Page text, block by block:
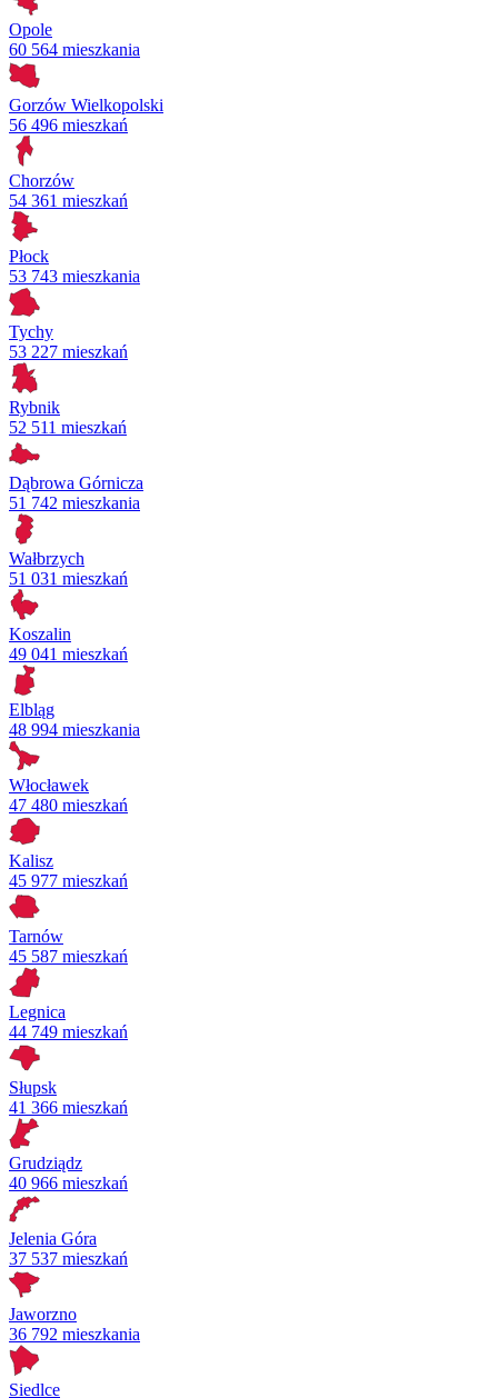
Opole
60 564 mieszkania
Gorzów Wielkopolski
56 496 mieszkań
Chorzów
54 361 mieszkań
Płock
53 743 mieszkania
Tychy
53 227 mieszkań
Rybnik
52 511 mieszkań
Dąbrowa Górnicza
51 742 mieszkania
Wałbrzych
51 031 mieszkań
Koszalin
49 041 mieszkań
Elbląg
48 994 mieszkania
Włocławek
47 480 mieszkań
Kalisz
45 977 mieszkań
Tarnów
45 587 mieszkań
Legnica
44 749 mieszkań
Słupsk
41 366 mieszkań
Grudziądz
40 966 mieszkań
Jelenia Góra
37 537 mieszkań
Jaworzno
36 792 mieszkania
Siedlce